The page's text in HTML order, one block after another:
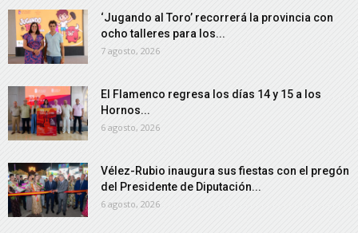
‘Jugando al Toro’ recorrerá la provincia con
ocho talleres para los...
7 agosto, 2026
El Flamenco regresa los días 14 y 15 a los
Hornos...
6 agosto, 2026
Vélez-Rubio inaugura sus fiestas con el pregón
del Presidente de Diputación...
6 agosto, 2026